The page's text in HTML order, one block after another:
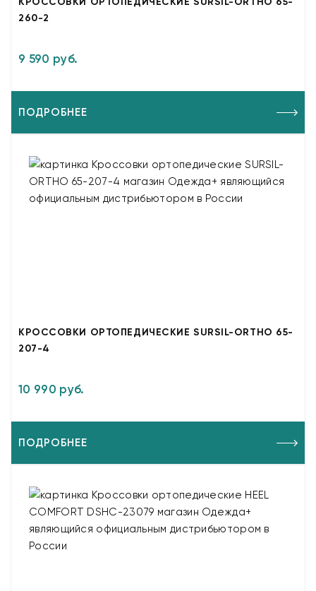
260-2
9 590 руб.
ПОДРОБНЕЕ
КРОССОВКИ ОРТОПЕДИЧЕСКИЕ SURSIL-ORTHO 65-
207-4
10 990 руб.
ПОДРОБНЕЕ